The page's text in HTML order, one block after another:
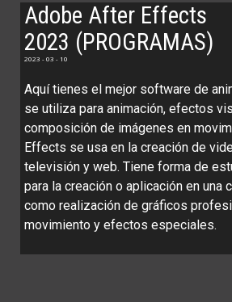
Adobe After Effects
2023 (PROGRAMAS)
2023 - 03 - 10
Aquí tienes el mejor software de
se utiliza para animación, efectos
composición de imágenes en
Effects se usa en la creación de
televisión y web. Tiene forma de
para la creación o aplicación en una
como realización de gráficos
movimiento y efectos especiales.